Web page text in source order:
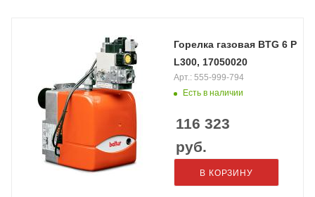
Горелка газовая BTG 6 P
L300, 17050020
Есть в наличии
Арт.: 555-999-794
116 323
руб.
В КОРЗИНУ